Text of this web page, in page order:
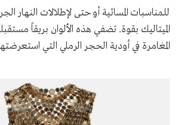
للمناسبات المسائية أو حتى لإطلالات النهار
الميتاليك بقوة. تضفي هذه الألوان بريقاً
المغامرة في أودية الحجر الرملي التي